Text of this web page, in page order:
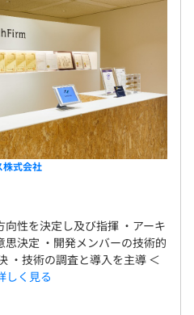
ニアでなければ難しいという
価する開発本部長は、当社で
任しています。
、より職位の高いシニア層は
り評価されます。
磨いた後は、開発チームを牽
ア、
いくシステムアーキテクト、
となります。
る評価やキャリアの仕組みを
量とヤル気しだいで仕事の範
向性と会社の期待をつど話し
株式会社
向性を決定し及び指揮 ・アーキ
決定 ・開発メンバーの技術的
・技術の調査と導入を主導 ＜
しく見る